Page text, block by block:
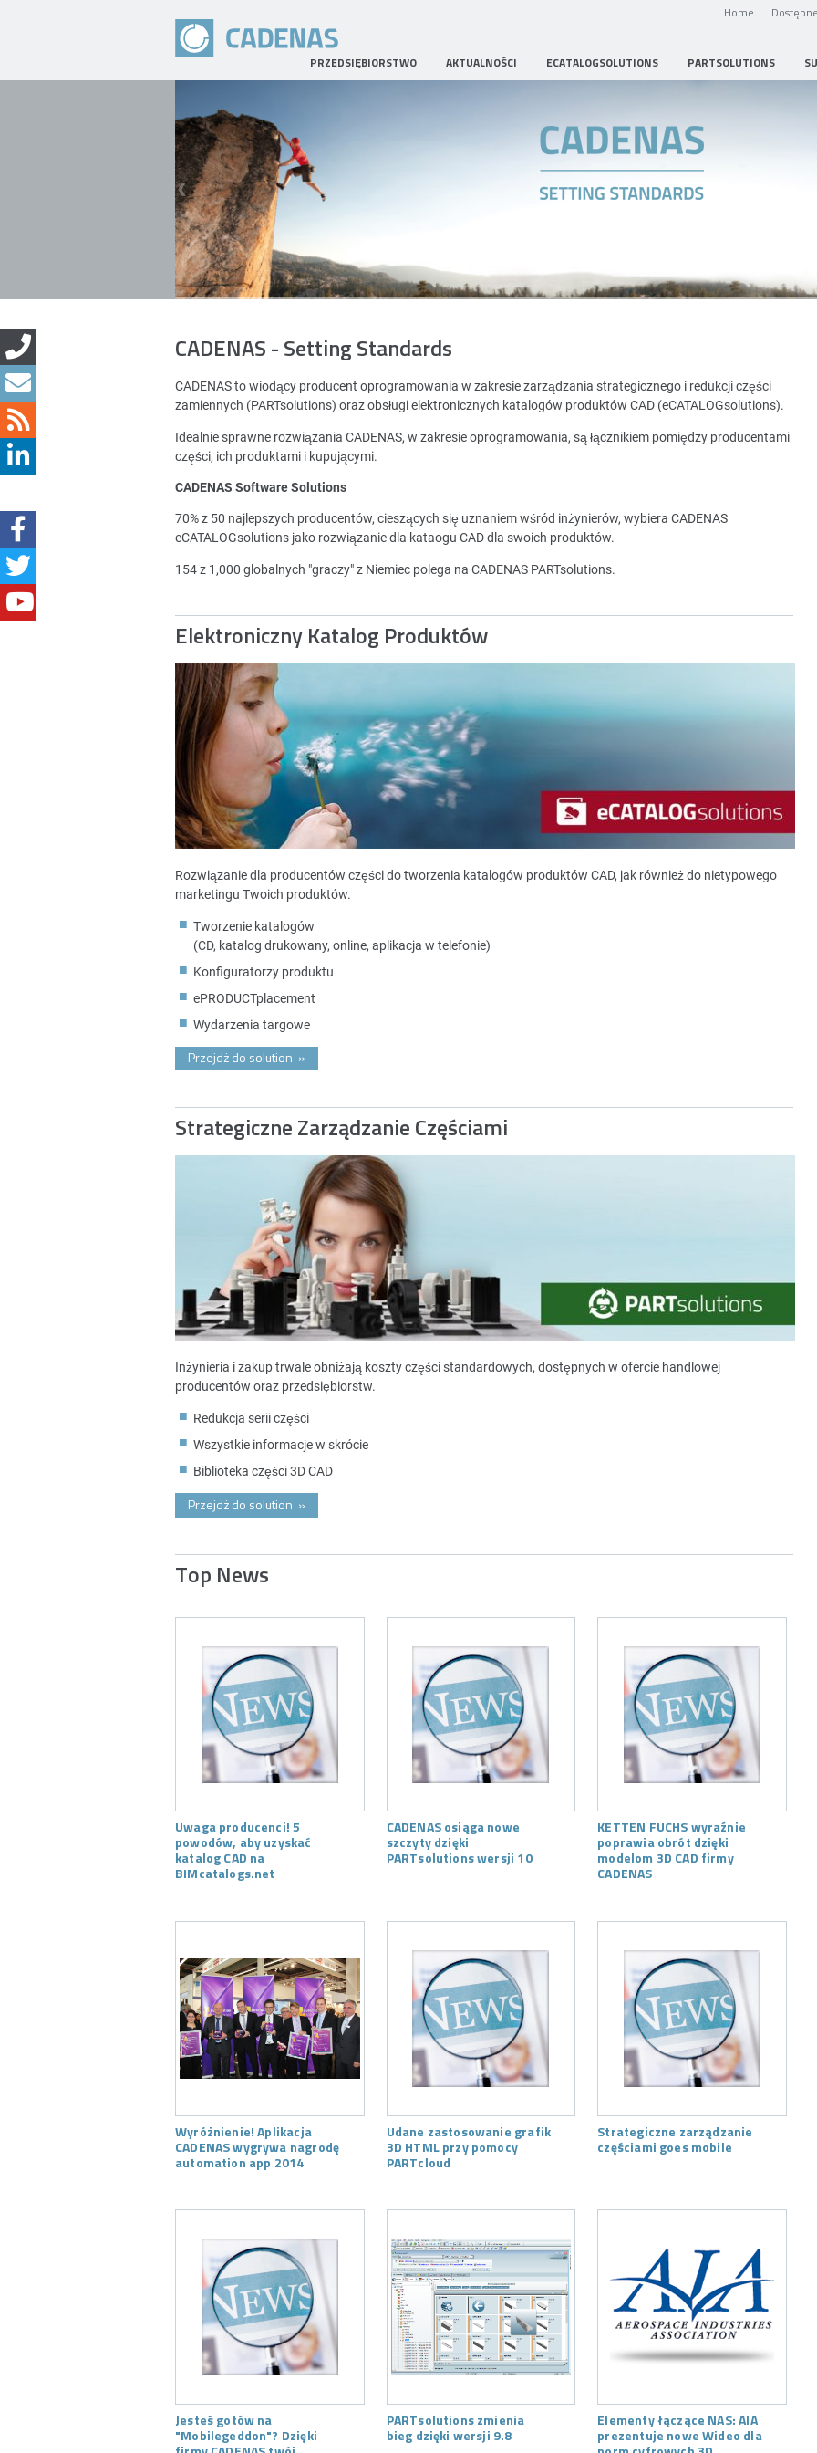
Home
PRZEDSIĘBIORSTWO AKTUALNOŚCI ECATALOGSOLUTIONS PARTSOLUTIONS
CADENAS - Setting Standards
CADENAS to wiodący producent oprogramowania w zakresie zarządzania strategicznego i redukcji części
zamiennych (PARTsolutions) oraz obsługi elektronicznych katalogów produktów CAD (eCATALOGsolutions).
Idealnie sprawne rozwiązania CADENAS, w zakresie oprogramowania, są łącznikiem pomiędzy producentami
części, ich produktami i kupującymi.
CADENAS Software Solutions
70% z 50 najlepszych producentów, cieszących się uznaniem wśród inżynierów, wybiera CADENAS
eCATALOGsolutions jako rozwiązanie dla kataogu CAD dla swoich produktów.
154 z 1,000 globalnych "graczy" z Niemiec polega na CADENAS PARTsolutions.
Elektroniczny Katalog Produktów
Rozwiązanie dla producentów części do tworzenia katalogów produktów CAD, jak również do nietypowego
marketingu Twoich produktów.
Tworzenie katalogów
(CD, katalog drukowany, online, aplikacja w telefonie)
Konfiguratorzy produktu
ePRODUCTplacement
Wydarzenia targowe
Przejdż do solution »
Strategiczne Zarządzanie Częściami
Inżynieria i zakup trwale obniżają koszty części standardowych, dostępnych w ofercie handlowej
producentów oraz przedsiębiorstw.
Redukcja serii części
Wszystkie informacje w skrócie
Biblioteka części 3D CAD
Przejdż do solution »
Top News
Uwaga producenci! 5
powodów, aby uzyskać
katalog CAD na
BIMcatalogs.net
CADENAS osiąga nowe
szczyty dzięki
PARTsolutions wersji 10
KETTEN FUCHS wyraźnie
poprawia obrót dzięki
modelom 3D CAD firmy
CADENAS
Wyróżnienie! Aplikacja
CADENAS wygrywa nagrodę
automation app 2014
Udane zastosowanie grafik
3D HTML przy pomocy
PARTcloud
Strategiczne zarządzanie
częściami goes mobile
Jesteś gotów na
"Mobilegeddon"? Dzięki
PARTsolutions zmienia
bieg dzięki wersji 9.8
Elementy łączące NAS: AIA
prezentuje nowe Wideo dla